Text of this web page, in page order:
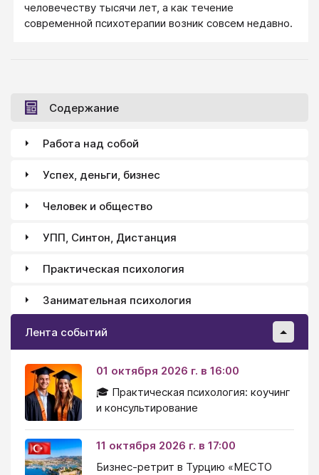
человечеству тысячи лет, а как течение
современной психотерапии возник совсем недавно.
Содержание
Работа над собой
Успех, деньги, бизнес
Человек и общество
УПП, Синтон, Дистанция
Практическая психология
Занимательная психология
Лента событий
01 октября 2026 г. в 16:00
🎓 Практическая психология: коучинг
и консультирование
11 октября 2026 г. в 17:00
Бизнес-ретрит в Турцию «МЕСТО